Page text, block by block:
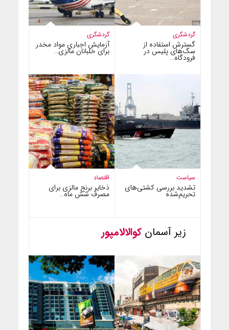
گردشگری
آزمایش اجباری مواد مخدر
برای خلبانان مالزی…
گردشگری
گسترش استفاده از
سگ‌های پلیس در
فرودگاه…
اقتصاد
ذخایر برنج مالزی برای
مصرف شش ماه…
سیاست
تشدید بررسی کشتی‌های
تحریم‌شده
زیر آسمان کوالالامپور